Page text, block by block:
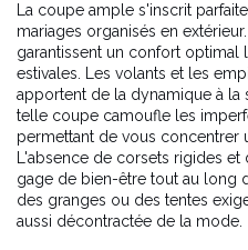
La coupe ample s'inscrit
mariages organisés en
garantissent un confort optimal
estivales. Les volants et les
apportent de la dynamique à la
telle coupe camoufle les
permettant de vous concentrer
L'absence de corsets rigides
gage de bien-être tout au long
des granges ou des tentes
aussi décontractée de la mode.